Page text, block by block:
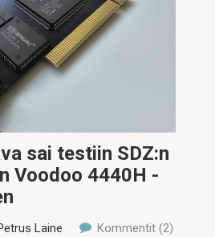
sai testiin SDZ:n
Voodoo 4440H -
Laine Kommentit (2)